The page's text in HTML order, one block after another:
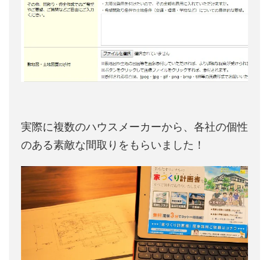
実際に複数のハウスメーカーから、各社の個性
のある素敵な間取りをもらいました！